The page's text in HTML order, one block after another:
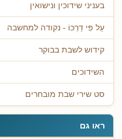
בעניני שידוכין ונישואין
עַל פִּי דַרְכּוֹ - נקודה למחשבה
קידוש לשבת בבוקר
השידוכים
סט שירי שבת מובחרים
ראו גם